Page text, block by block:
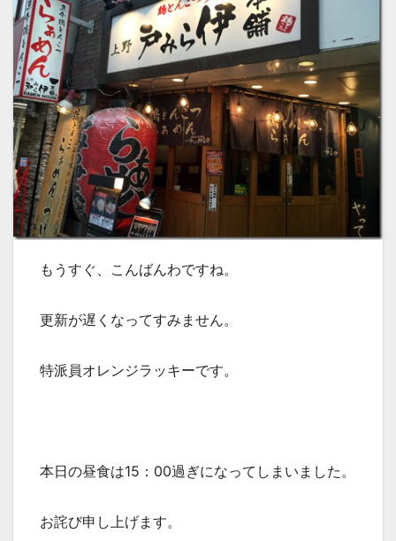
もうすぐ、こんばんわですね。
更新が遅くなってすみません。
特派員オレンジラッキーです。
本日の昼食は15：00過ぎになってしまいました。
お詫び申し上げます。